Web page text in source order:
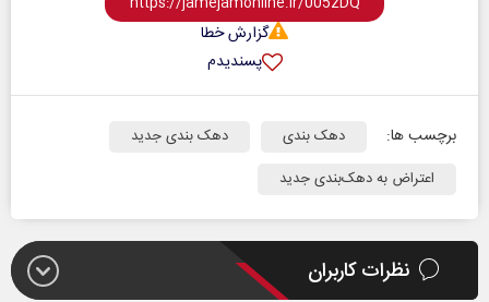
گزارش خطا
پسندیدم
برچسب ها: دهک بندی
دهک بندی جدید
اعتراض به دهک‌بندی جدید
نظرات کاربران